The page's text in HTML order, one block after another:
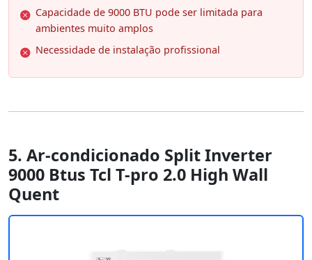
Capacidade de 9000 BTU pode ser limitada para
ambientes muito amplos
Necessidade de instalação profissional
5. Ar-condicionado Split Inverter
9000 Btus Tcl T-pro 2.0 High Wall
Quent